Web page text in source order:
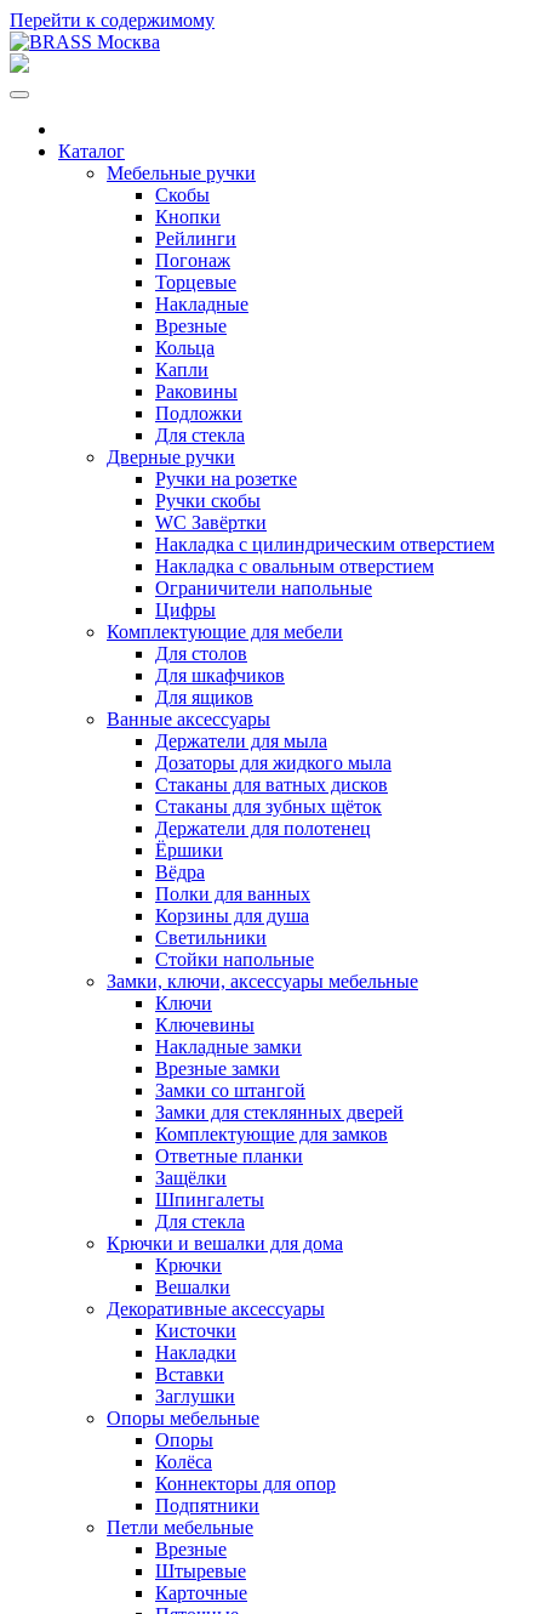
Перейти к содержимому
Каталог
Мебельные ручки
Скобы
Кнопки
Рейлинги
Погонаж
Торцевые
Накладные
Врезные
Кольца
Капли
Раковины
Подложки
Для стекла
Дверные ручки
Ручки на розетке
Ручки скобы
WC Завёртки
Накладка с цилиндрическим отверстием
Накладка с овальным отверстием
Ограничители напольные
Цифры
Комплектующие для мебели
Для столов
Для шкафчиков
Для ящиков
Ванные аксессуары
Держатели для мыла
Дозаторы для жидкого мыла
Стаканы для ватных дисков
Стаканы для зубных щёток
Держатели для полотенец
Ёршики
Вёдра
Полки для ванных
Корзины для душа
Светильники
Стойки напольные
Замки, ключи, аксессуары мебельные
Ключи
Ключевины
Накладные замки
Врезные замки
Замки со штангой
Замки для стеклянных дверей
Комплектующие для замков
Ответные планки
Защёлки
Шпингалеты
Для стекла
Крючки и вешалки для дома
Крючки
Вешалки
Декоративные аксессуары
Кисточки
Накладки
Вставки
Заглушки
Опоры мебельные
Опоры
Колёса
Коннекторы для опор
Подпятники
Петли мебельные
Врезные
Штыревые
Карточные